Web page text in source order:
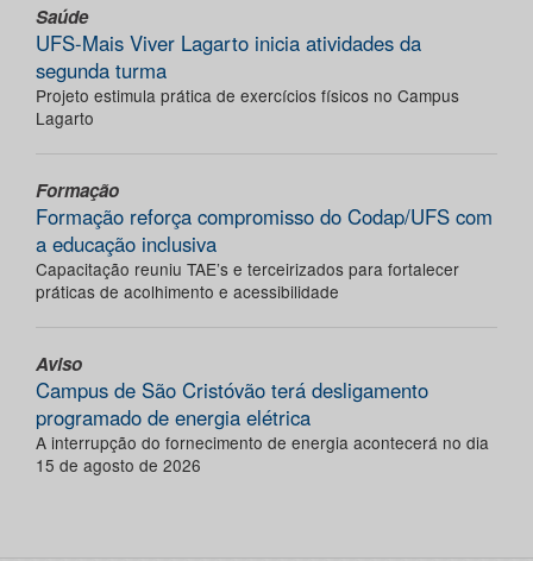
Saúde
UFS-Mais Viver Lagarto inicia atividades da
segunda turma
Projeto estimula prática de exercícios físicos no Campus
Lagarto
Formação
Formação reforça compromisso do Codap/UFS com
a educação inclusiva
Capacitação reuniu TAE’s e terceirizados para fortalecer
práticas de acolhimento e acessibilidade
Aviso
Campus de São Cristóvão terá desligamento
programado de energia elétrica
A interrupção do fornecimento de energia acontecerá no dia
15 de agosto de 2026